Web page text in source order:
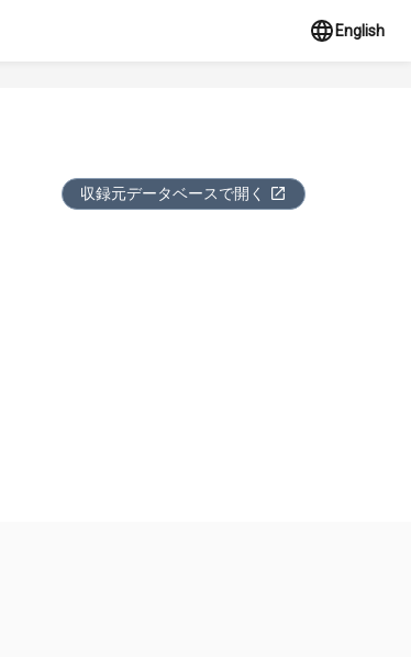
English
収録元データベースで開く